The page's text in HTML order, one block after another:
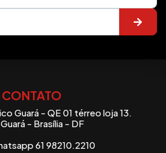
CONTATO
Guará - QE 01 térreo loja 13.
Guará - Brasília - DF
61 98210.2210